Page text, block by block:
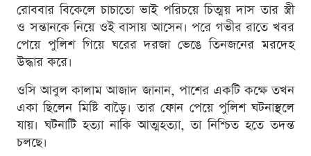
রোববার বিকেলে চাচাতো ভাই পরিচয়ে চিত্ময় দাস তার স্ত্রী
ও সন্তানকে নিয়ে ওই বাসায় আসেন। পরে গভীর রাতে খবর
পেয়ে পুলিশ গিয়ে ঘরের দরজা ভেঙে তিনজনের মরদেহ
উদ্ধার করে।
ওসি আবুল কালাম আজাদ জানান, পাশের একটি কক্ষে তখন
একা ছিলেন মিষ্টি বাড়ৈ। তার ফোন পেয়ে পুলিশ ঘটনাস্থলে
যায়। ঘটনাটি হত্যা নাকি আত্মহত্যা, তা নিশ্চিত হতে তদন্ত
চলছে।